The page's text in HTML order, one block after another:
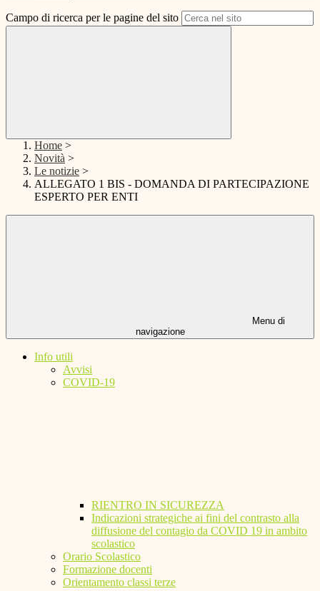
Campo di ricerca per le pagine del sito
Home >
Novità >
Le notizie >
ALLEGATO 1 BIS - DOMANDA DI PARTECIPAZIONE
ESPERTO PER ENTI
Menu di
navigazione
Info utili
Avvisi
COVID-19
RIENTRO IN SICUREZZA
Indicazioni strategiche ai fini del contrasto alla
diffusione del contagio da COVID 19 in ambito
scolastico
Orario Scolastico
Formazione docenti
Orientamento classi terze